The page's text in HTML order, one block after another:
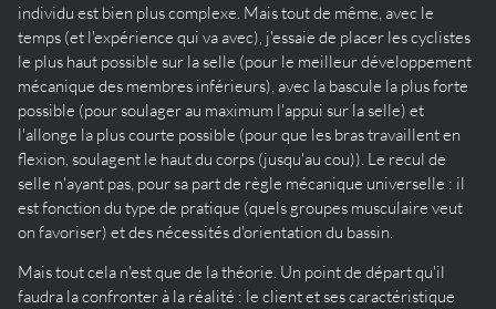
individu est bien plus complexe. Mais tout de même, avec le
temps (et l'expérience qui va avec), j'essaie de placer les cyclistes
le plus haut possible sur la selle (pour le meilleur développement
mécanique des membres inférieurs), avec la bascule la plus forte
possible (pour soulager au maximum l'appui sur la selle) et
l'allonge la plus courte possible (pour que les bras travaillent en
flexion, soulagent le haut du corps (jusqu'au cou)). Le recul de
selle n'ayant pas, pour sa part de règle mécanique universelle : il
est fonction du type de pratique (quels groupes musculaire veut
on favoriser) et des nécessités d'orientation du bassin.
Mais tout cela n'est que de la théorie. Un point de départ qu'il
faudra la confronter à la réalité : le client et ses caractéristique